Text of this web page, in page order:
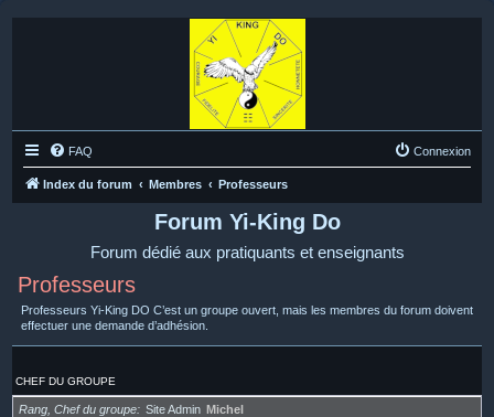
FAQ Connexion
Index du forum Membres Professeurs
Forum Yi-King Do
Forum dédié aux pratiquants et enseignants
Professeurs
Professeurs Yi-King DO C’est un groupe ouvert, mais les membres du forum doivent
effectuer une demande d’adhésion.
CHEF DU GROUPE
Rang, Chef du groupe Site Admin Michel